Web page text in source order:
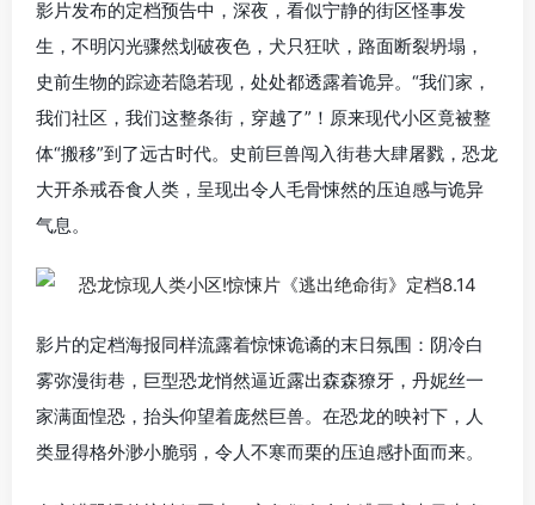
影片发布的定档预告中，深夜，看似宁静的街区怪事发
生，不明闪光骤然划破夜色，犬只狂吠，路面断裂坍塌，
史前生物的踪迹若隐若现，处处都透露着诡异。“我们家，
我们社区，我们这整条街，穿越了”！原来现代小区竟被整
体“搬移”到了远古时代。史前巨兽闯入街巷大肆屠戮，恐龙
大开杀戒吞食人类，呈现出令人毛骨悚然的压迫感与诡异
气息。
影片的定档海报同样流露着惊悚诡谲的末日氛围：阴冷白
雾弥漫街巷，巨型恐龙悄然逼近露出森森獠牙，丹妮丝一
家满面惶恐，抬头仰望着庞然巨兽。在恐龙的映衬下，人
类显得格外渺小脆弱，令人不寒而栗的压迫感扑面而来。